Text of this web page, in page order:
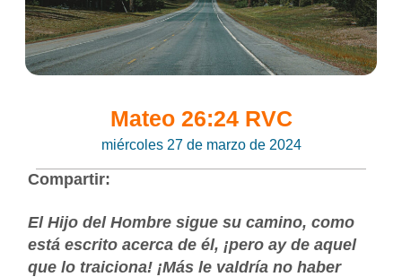
Mateo 26:24 RVC
miércoles 27 de marzo de 2024
Compartir:
El Hijo del Hombre sigue su camino, como
está escrito acerca de él, ¡pero ay de aquel
que lo traiciona! ¡Más le valdría no haber